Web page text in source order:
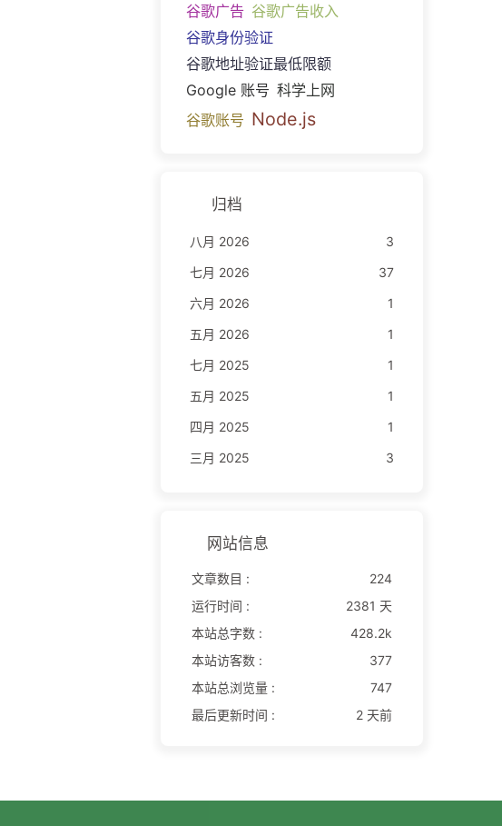
谷歌广告 谷歌广告收入
谷歌身份验证
谷歌地址验证最低限额
Google 账号 科学上网
谷歌账号 Node.js
归档
八月 2026
3
七月 2026
37
六月 2026
1
五月 2026
1
七月 2025
1
五月 2025
1
四月 2025
1
三月 2025
3
网站信息
文章数目 :
224
运行时间 :
2381 天
本站总字数 :
428.2k
本站访客数 :
377
本站总浏览量 :
747
最后更新时间 :
2 天前